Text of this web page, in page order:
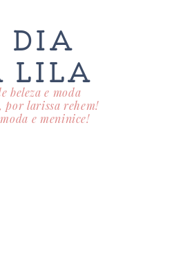
DIA
LILA
beleza e moda
por larissa rehem!
e meninice!